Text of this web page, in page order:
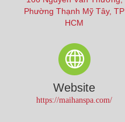
Phường Thạnh Mỹ Tây, TP
HCM
Website
https://maihanspa.com/